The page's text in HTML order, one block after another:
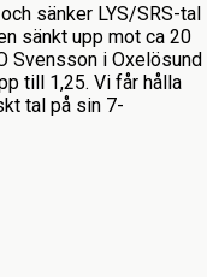
sänker LYS/SRS-tal
sänkt upp mot ca 20
Svensson i Oxelösund
till 1,25. Vi får hålla
tal på sin 7-